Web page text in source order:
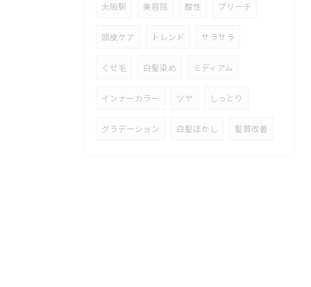
大阪駅 美容院 酸性 ブリーチ
頭皮ケア トレンド サラサラ
くせ毛 白髪染め ミディアム
インナーカラー ツヤ しっとり
グラデーション 白髪ぼかし 髪質改善